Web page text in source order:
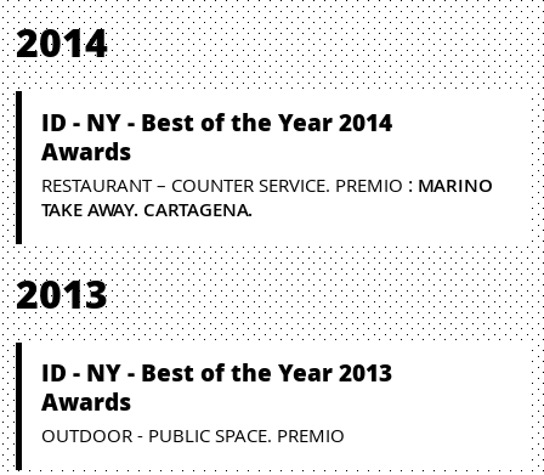
2014
ID - NY - Best of the Year 2014
Awards
RESTAURANT – COUNTER SERVICE. PREMIO : MARINO
TAKE AWAY. CARTAGENA.
2013
ID - NY - Best of the Year 2013
Awards
OUTDOOR - PUBLIC SPACE. PREMIO